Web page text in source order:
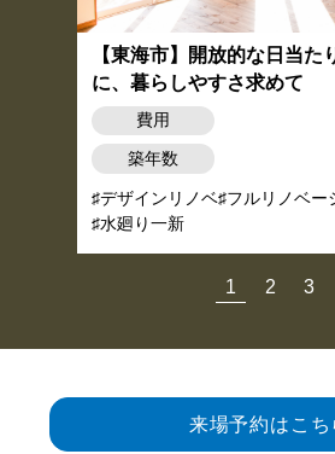
【東海市】開放的な日当た
に、暮らしやすさ求めて
費用
築年数
デザインリノベ フルリノベー
水廻り一新
1 2 3
来場予約はこち